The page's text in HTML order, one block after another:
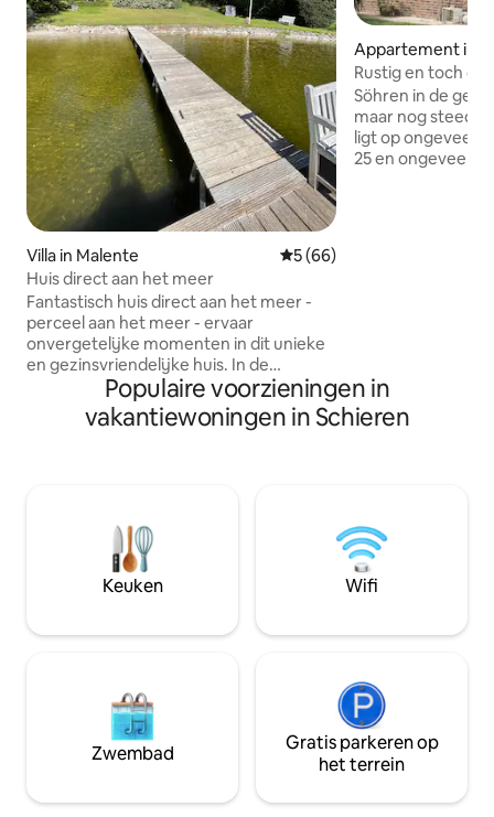
Villa in Malente Gemiddelde beoordeling
5 (66)
Huis direct aan het meer
Fantastisch huis direct aan het meer -
perceel aan het meer - ervaar
onvergetelijke momenten in dit unieke
en gezinsvriendelijke huis. In de
ochtend snel het meer in, een rondje
zwemmen, stand up peddelen Roeien,
vissen - alles direct vanaf de
golfbanen, 's avonds barbecueën op het
terras of gewoon genieten van het
onvergetelijke uitzicht Hier kun je
ontspanning en avontuur combineren
Appartement in
Rustig en toch
Söhren in de
maar nog steeds
ligt op ongeveer
25 en ongeveer
Populaire voorzieningen in
vakantiewoningen in Schieren
Keuken Wifi
Zwembad
Gratis parkeren op
het terrein